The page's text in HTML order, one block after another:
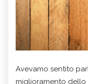
Avevamo sentito
miglioramento dello